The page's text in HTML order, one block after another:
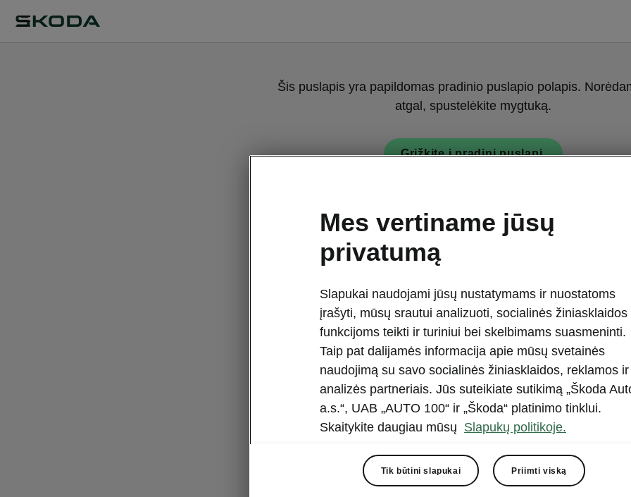
Šis puslapis yra papildomas pradinio puslapio polapis.
atgal, spustelėkite mygtuką.
Grįžkite į pradinį puslapį.
Mes vertiname jūsų
privatumą
Slapukai naudojami jūsų nustatymams ir nuostatoms
įrašyti, mūsų srautui analizuoti, socialinės žiniasklaidos
funkcijoms teikti ir turiniui bei skelbimams suasmeninti.
Taip pat dalijamės informacija apie mūsų svetainės
naudojimą su savo socialinės žiniasklaidos, reklamos ir
analizės partneriais. Jūs suteikiate sutikimą „Škoda
a.s.“, UAB „AUTO 100“ ir „Škoda“ platinimo tinklui.
Skaitykite daugiau mūsų Slapukų politikoje.
Tik būtini slapukai Priimti viską